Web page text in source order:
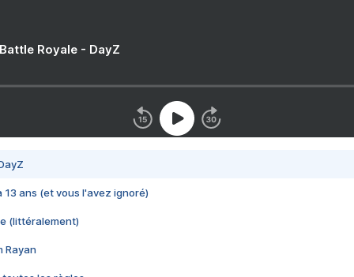
Royale - DayZ
13 ans (et vous l'avez ignoré)
(littéralement)
Rayan